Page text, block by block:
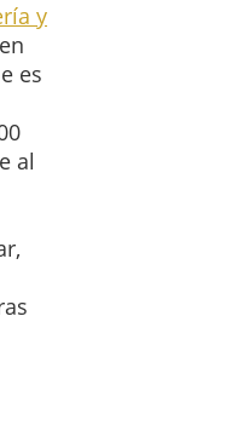
y
es
al